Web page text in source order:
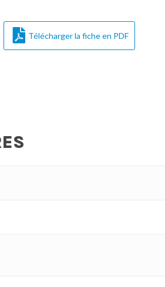
Télécharger la fiche en PDF